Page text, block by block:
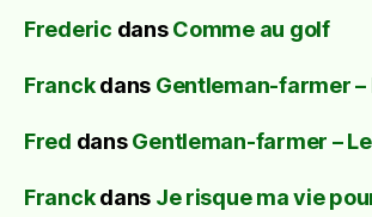
Frederic dansComme au golf
Franckdans Gentleman-farmer –
Fred dansGentleman-farmer –
Franckdans Je risque ma vie